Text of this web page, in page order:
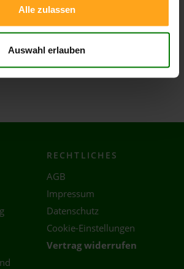
Alle zulassen
Auswahl erlauben
RECHTLICHES
AGB
Impressum
Datenschutz
Cookie-Einstellungen
Vertrag widerrufen